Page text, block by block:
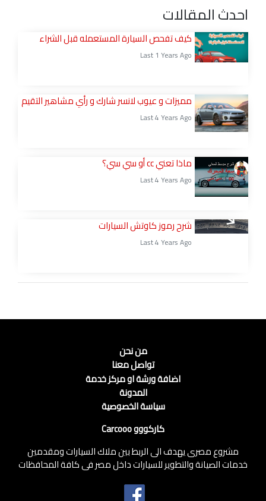
احدث المقالات
كيف تفحص السيارة المستعمله قبل الشراء
Last 1 Years Ago
مميزات و عيوب لانسر شارك و رأي مشاهير التقيم
Last 4 Years Ago
ماذا تعني cc أو سي سي؟
Last 4 Years Ago
شرح رموز كاوتش السيارات
Last 4 Years Ago
من نحن
تواصل معنا
اضافة ورشة او مركز خدمة
المدونة
سياسة الخصوصية
كاركووو Carcooo
مشروع مصرى يهدف الى الربط بين ملاك السيارات ومقدمين
خدمات الصيانة والتطوير للسيارات داخل مصر فى كافة المحافظات